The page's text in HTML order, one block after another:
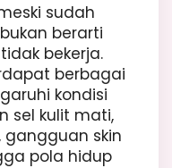
sudah
berarti
bekerja.
berbagai
kondisi
sel kulit mati,
skin
pola hidup